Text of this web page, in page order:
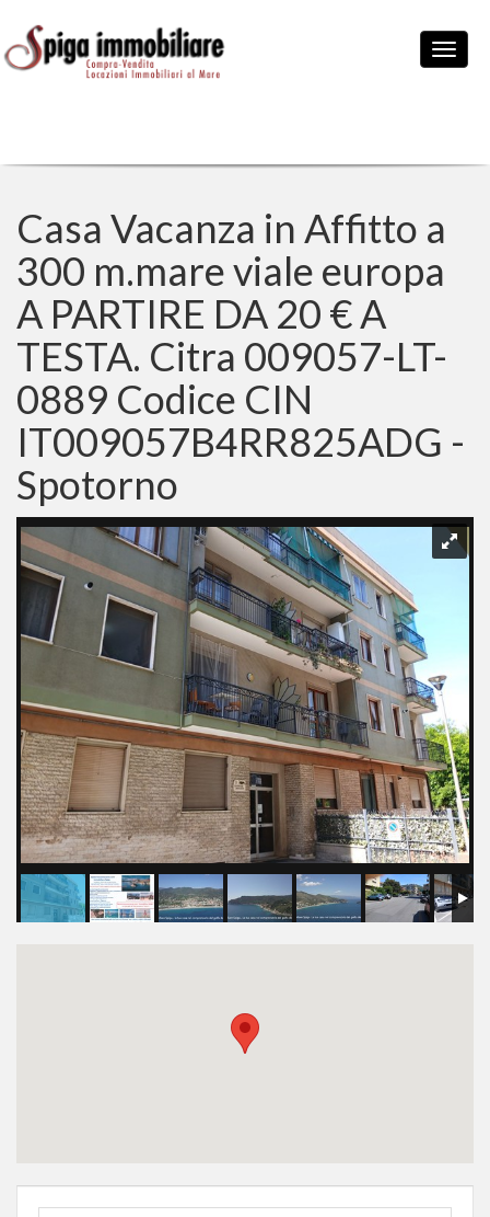
Casa Vacanza in Affitto a
300 m.mare viale europa
A PARTIRE DA 20 € A
TESTA. Citra 009057-LT-
0889 Codice CIN
IT009057B4RR825ADG -
Spotorno